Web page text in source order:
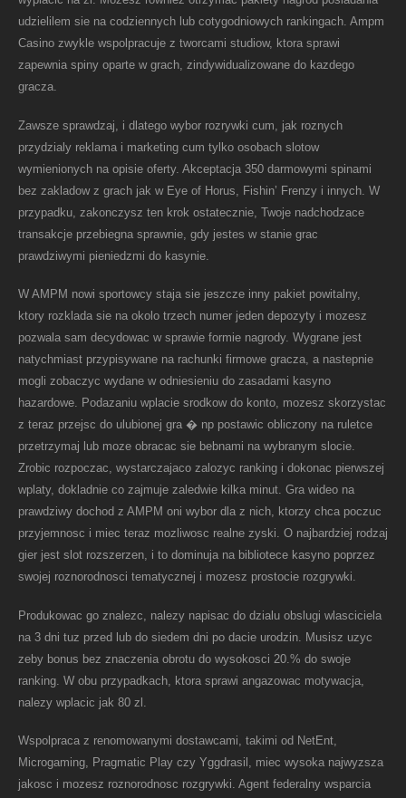
udzielilem sie na codziennych lub cotygodniowych rankingach. Ampm
Casino zwykle wspolpracuje z tworcami studiow, ktora sprawi
zapewnia spiny oparte w grach, zindywidualizowane do kazdego
gracza.
Zawsze sprawdzaj, i dlatego wybor rozrywki cum, jak roznych
przydzialy reklama i marketing cum tylko osobach slotow
wymienionych na opisie oferty. Akceptacja 350 darmowymi spinami
bez zakladow z grach jak w Eye of Horus, Fishin’ Frenzy i innych. W
przypadku, zakonczysz ten krok ostatecznie, Twoje nadchodzace
transakcje przebiegna sprawnie, gdy jestes w stanie grac
prawdziwymi pieniedzmi do kasynie.
W AMPM nowi sportowcy staja sie jeszcze inny pakiet powitalny,
ktory rozklada sie na okolo trzech numer jeden depozyty i mozesz
pozwala sam decydowac w sprawie formie nagrody. Wygrane jest
natychmiast przypisywane na rachunki firmowe gracza, a nastepnie
mogli zobaczyc wydane w odniesieniu do zasadami kasyno
hazardowe. Podazaniu wplacie srodkow do konto, mozesz skorzystac
z teraz przejsc do ulubionej gra � np postawic obliczony na ruletce
przetrzymaj lub moze obracac sie bebnami na wybranym slocie.
Zrobic rozpoczac, wystarczajaco zalozyc ranking i dokonac pierwszej
wplaty, dokladnie co zajmuje zaledwie kilka minut. Gra wideo na
prawdziwy dochod z AMPM oni wybor dla z nich, ktorzy chca poczuc
przyjemnosc i miec teraz mozliwosc realne zyski. O najbardziej rodzaj
gier jest slot rozszerzen, i to dominuja na bibliotece kasyno poprzez
swojej roznorodnosci tematycznej i mozesz prostocie rozgrywki.
Produkowac go znalezc, nalezy napisac do dzialu obslugi wlasciciela
na 3 dni tuz przed lub do siedem dni po dacie urodzin. Musisz uzyc
zeby bonus bez znaczenia obrotu do wysokosci 20.% do swoje
ranking. W obu przypadkach, ktora sprawi angazowac motywacja,
nalezy wplacic jak 80 zl.
Wspolpraca z renomowanymi dostawcami, takimi od NetEnt,
Microgaming, Pragmatic Play czy Yggdrasil, miec wysoka najwyzsza
jakosc i mozesz roznorodnosc rozgrywki. Agent federalny wsparcia